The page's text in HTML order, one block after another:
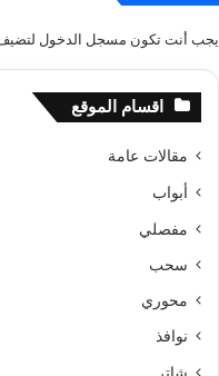
يجب أنت تكون مسجل الدخول
اقسام الموقع
مقالات عامة
أبواب
مفصلي
سحب
محوري
نوافذ